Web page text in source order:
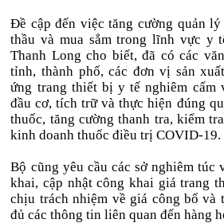
Đề cập đến việc tăng cường quản
thầu và mua sắm trong lĩnh vực y
Thanh Long cho biết, đã có các
tỉnh, thành phố, các đơn vị sản
ứng trang thiết bị y tế nghiêm cấm
đầu cơ, tích trữ và thực hiện đúng
thuốc, tăng cường thanh tra, kiểm
kinh doanh thuốc điều trị COVID-19.
Bộ cũng yêu cầu các sở nghiêm túc
khai, cập nhật công khai giá trang
chịu trách nhiệm về giá công bố và
đủ các thông tin liên quan đến hàng